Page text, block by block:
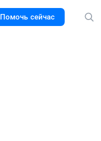
Помочь сейчас